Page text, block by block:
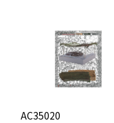
AC35020